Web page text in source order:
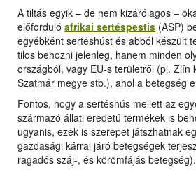
A tiltás egyik – de nem kizárólagos –
előforduló afrikai sertéspestis (ASP)
egyébként sertéshúst és abból készült
tilos behozni jelenleg, hanem minden
országból, vagy EU-s területről (pl. Zlín
Szatmár megye stb.), ahol a betegség
Fontos, hogy a sertéshús mellett az
származó állati eredetű termékek is
ugyanis, ezek is szerepet játszhatnak
gazdasági kárral járó betegségek
ragadós száj-, és körömfájás betegség).